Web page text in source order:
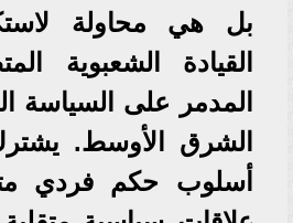
بل هي محاولة
القيادة الشعبوية
المدمر على السياسة
الشرق الأوسط.
أسلوب حكم فردي